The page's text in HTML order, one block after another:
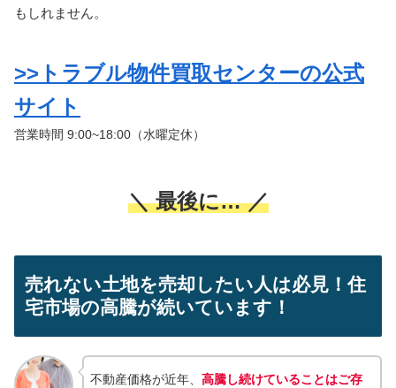
もしれません。
>>トラブル物件買取センターの公式
サイト
営業時間 9:00~18:00（水曜定休）
＼ 最後に… ／
売れない土地を売却したい人は必見！住
宅市場の高騰が続いています！
不動産価格が近年、 高騰し続けていることはご存